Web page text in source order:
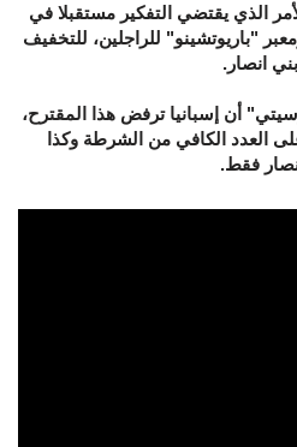
الذي يقتضي التفكير مستقبلا في
"باريوتشينو" للراجلين، للتخفيف
انصار.
أن إسبانيا ترفض هذا المقترح،
العدد الكافي من الشرطة وكذا
فقط.